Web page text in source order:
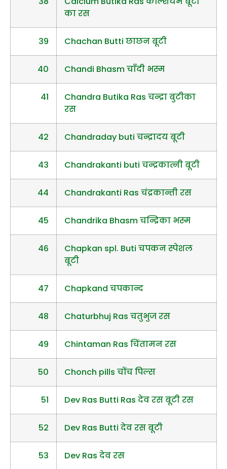
का रस
39 Chachan Butti छाछन बूटी
40 Chandi Bhasm चाँदी भस्म
41
Chandra Butika Ras चन्द्रा बुटीका
रस
42 Chandraday buti चन्द्रादय बूटी
43 Chandrakanti buti चन्द्रकात्नी बूटी
44 Chandrakanti Ras चंद्रकान्ती रस
45 Chandrika Bhasm चन्द्रिका भस्म
46
Chapkan spl. Buti चपकन स्पेशल
बूटी
47 Chapkand चपकान्द
48 Chaturbhuj Ras चतुभुज रस
49 Chintaman Ras चिंतामन रस
50 Chonch pills चोंच पिल्स
51 Dev Ras Butti Ras देव रस बूटी रस
52 Dev Ras Butti देव रस बूटी
53 Dev Ras देव रस